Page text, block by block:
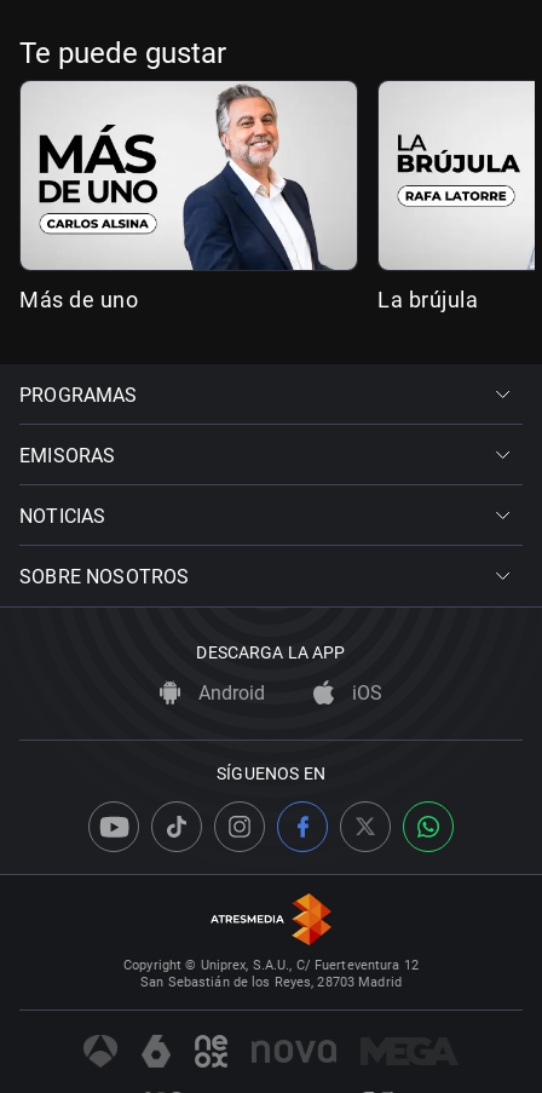
Te puede gustar
Más de uno La brújula
PROGRAMAS
EMISORAS
NOTICIAS
SOBRE NOSOTROS
DESCARGA LA APP
Android iOS
SÍGUENOS EN
Copyright © Uniprex, S.A.U., C/ Fuerteventura 12
San Sebastián de los Reyes, 28703 Madrid